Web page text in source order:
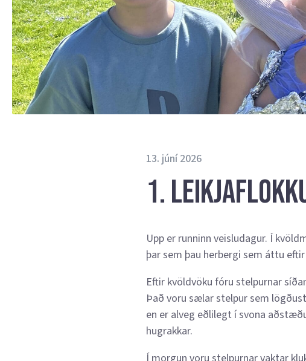
13. júní 2026
1.
Upp er runninn veisludagur. Í
þar sem þau herbergi sem áttu
Eftir kvöldvöku fóru stelpurnar
Það voru sælar stelpur sem
en er alveg eðlilegt í svona
hugrakkar.